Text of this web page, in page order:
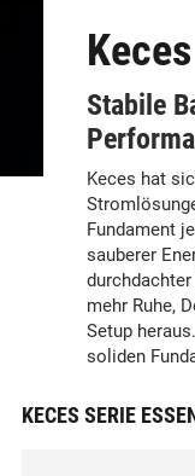
Keces
Stabile
Keces hat
Fundament
sauberer
mehr Ruhe,
Setup
soliden
KECES SERIE